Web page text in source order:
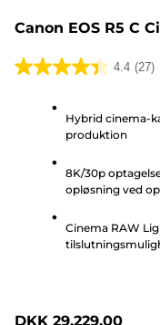
Canon EOS R5 C
4.4 (27)
4.4
stjerner.
Hybrid cinema-
produktion
8K/30p
opløsning ved
Cinema RAW
DKK 29.229,00